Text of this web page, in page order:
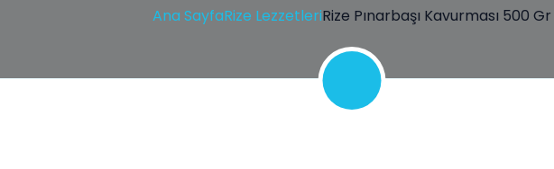
Ana SayfaRize LezzetleriRize Pınarbaşı Kavurması 500 Gr